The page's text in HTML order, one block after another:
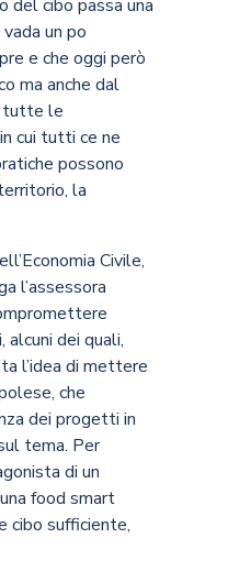
del cibo passa una
un po
e che oggi però
ma anche dal
tutte le
cui tutti ce ne
possono
la
Civile,
l’assessora
dei quali,
l’idea di mettere
che
dei progetti in
tema. Per
di un
food smart
cibo sufficiente,